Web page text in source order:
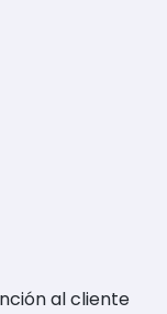
al cliente